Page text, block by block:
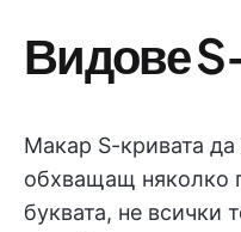
Видове
Макар S-кривата
обхващащ няколко
буквата, не всички